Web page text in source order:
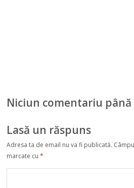
Niciun comentariu până
Lasă un răspuns
Adresa ta de email nu va fi publicată.
marcate cu*